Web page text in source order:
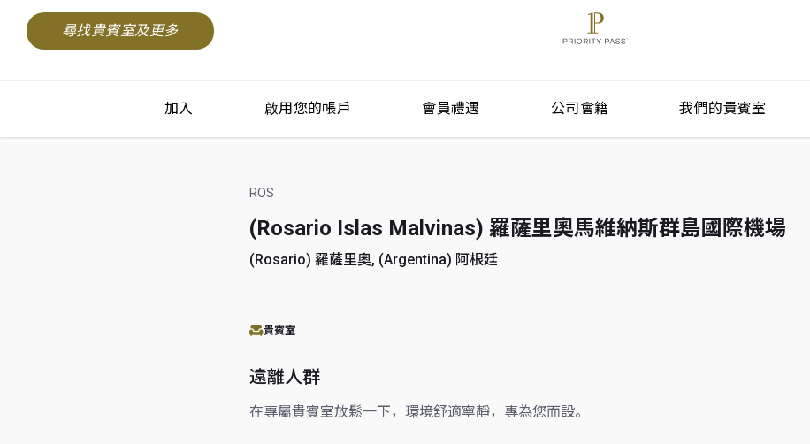
尋找貴賓室及更多
加入 啟用您的帳戶 會員禮遇 公司會籍 我們的貴賓室
ROS
(Rosario Islas Malvinas) 羅薩里奧馬維納斯群島國際機場
(Rosario) 羅薩里奧, (Argentina) 阿根廷
貴賓室
遠離人群
在專屬貴賓室放鬆一下，環境舒適寧靜，專為您而設。